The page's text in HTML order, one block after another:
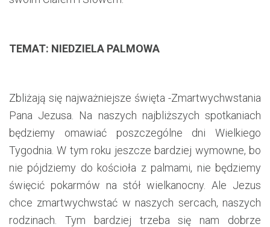
TEMAT: NIEDZIELA PALMOWA
Zbliżają się najważniejsze święta -Zmartwychwstania
Pana Jezusa. Na naszych najbliższych spotkaniach
będziemy omawiać poszczególne dni Wielkiego
Tygodnia. W tym roku jeszcze bardziej wymowne, bo
nie pójdziemy do kościoła z palmami, nie będziemy
święcić pokarmów na stół wielkanocny. Ale Jezus
chce zmartwychwstać w naszych sercach, naszych
rodzinach. Tym bardziej trzeba się nam dobrze